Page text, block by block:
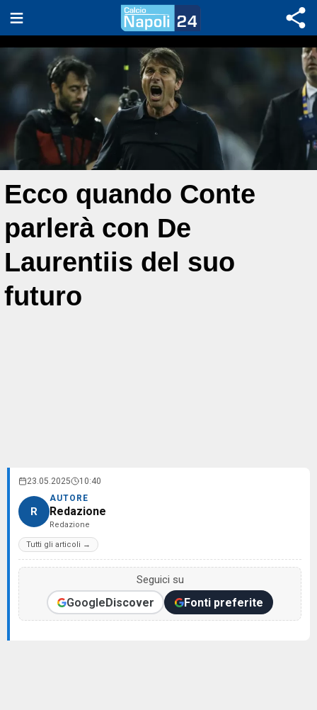
Ecco quando Conte
parlerà con De
Laurentiis del suo
futuro
23.05.2025 10:40
R
AUTORE
Redazione
Redazione
Tutti gli articoli →
Seguici su
GoogleDiscover Fonti preferite